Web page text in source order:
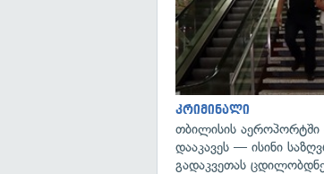
კრიმინალი
თბილისის აეროპორტში
დააკავეს — ისინი
გადაკვეთას